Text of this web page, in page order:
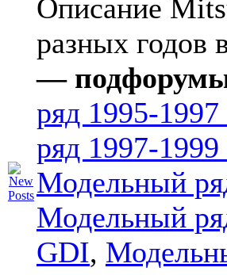
Описание
разных годов
—
ряд 1995-1997
ряд 1997-
Модельный
Модельный
GDI,